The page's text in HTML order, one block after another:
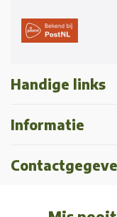
Handige links
Informatie